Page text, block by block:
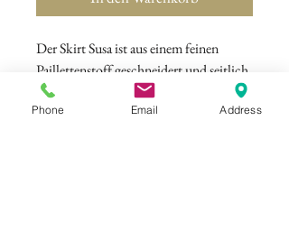
Der Skirt Susa ist aus einem feinen
Paillettenstoff geschneidert und seitlich
drapiert. Am Saum befinden dich feine
Volants.
Phone Email Address